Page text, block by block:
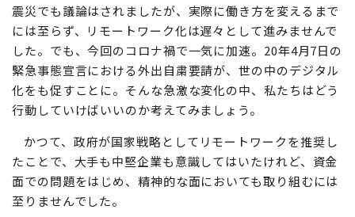
震災でも議論はされましたが、実際に働き方を変えるまで
には至らず、リモートワーク化は遅々として進みませんで
した。でも、今回のコロナ禍で一気に加速。20年4月7日の
緊急事態宣言における外出自粛要請が、世の中のデジタル
化をも促すことに。そんな急激な変化の中、私たちはどう
行動していけばいいのか考えてみましょう。
かつて、政府が国家戦略としてリモートワークを推奨し
たことで、大手も中堅企業も意識してはいたけれど、資金
面での問題をはじめ、精神的な面においても取り組むには
至りませんでした。